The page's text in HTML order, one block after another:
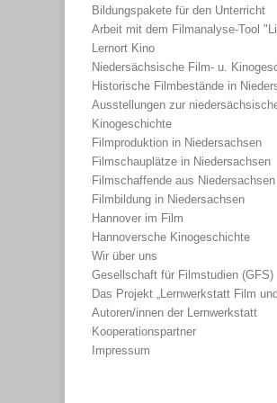
Bildungspakete für den Unterricht
Arbeit mit dem Filmanalyse-Tool
Lernort Kino
Niedersächsische Film- u.
Historische Filmbestände in
Ausstellungen zur
Kinogeschichte
Filmproduktion in Niedersachsen
Filmschauplätze in Niedersachsen
Filmschaffende aus Niedersachsen
Filmbildung in Niedersachsen
Hannover im Film
Hannoversche Kinogeschichte
Wir über uns
Gesellschaft für Filmstudien (GFS)
Das Projekt „Lernwerkstatt Film
Autoren/innen der Lernwerkstatt
Kooperationspartner
Impressum